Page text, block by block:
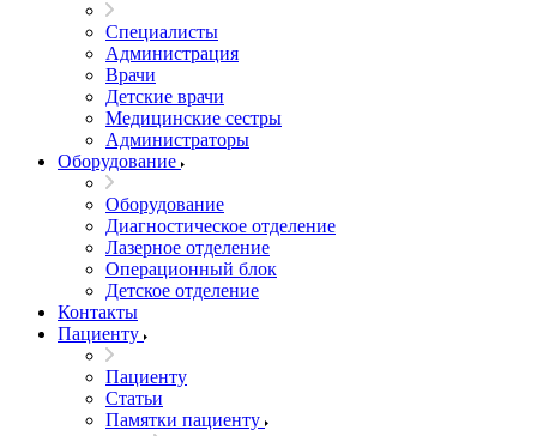
Специалисты
Администрация
Врачи
Детские врачи
Медицинские сестры
Администраторы
Оборудование
Оборудование
Диагностическое отделение
Лазерное отделение
Операционный блок
Детское отделение
Контакты
Пациенту
Пациенту
Статьи
Памятки пациенту